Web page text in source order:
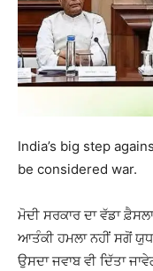
India’s big step
be considered war.
ਮੋਦੀ ਸਰਕਾਰ ਦਾ ਵੱਡਾ
ਆਤੰਕੀ ਹਮਲਾ ਨਹੀਂ ਸਗੋਂ
ਉਸਦਾ ਜਵਾਬ ਵੀ ਦਿੱਤਾ